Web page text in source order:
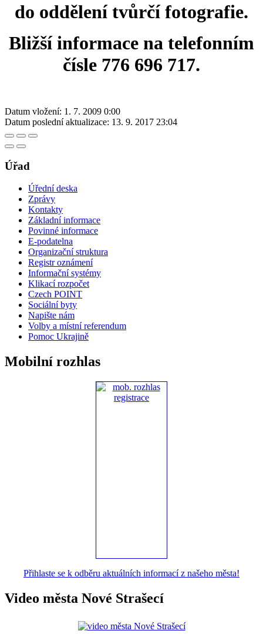
do oddělení tvůrčí fotografie.
Bližší informace na telefonním
čísle 776 696 717.
Datum vložení: 1. 7. 2009 0:00
Datum poslední aktualizace: 13. 9. 2017 23:04
Úřad
Úřední deska
Zprávy
Kontakty
Základní informace
Povinné informace
E-podatelna
Organizační struktura
Registr oznámení
Informační systémy
Klikací rozpočet
Czech POINT
Sociální byty
Napište nám
Volby a místní referendum
Pomoc Ukrajině
Mobilní rozhlas
Přihlaste se k odběru aktuálních informací z našeho města!
Video města Nové Strašecí